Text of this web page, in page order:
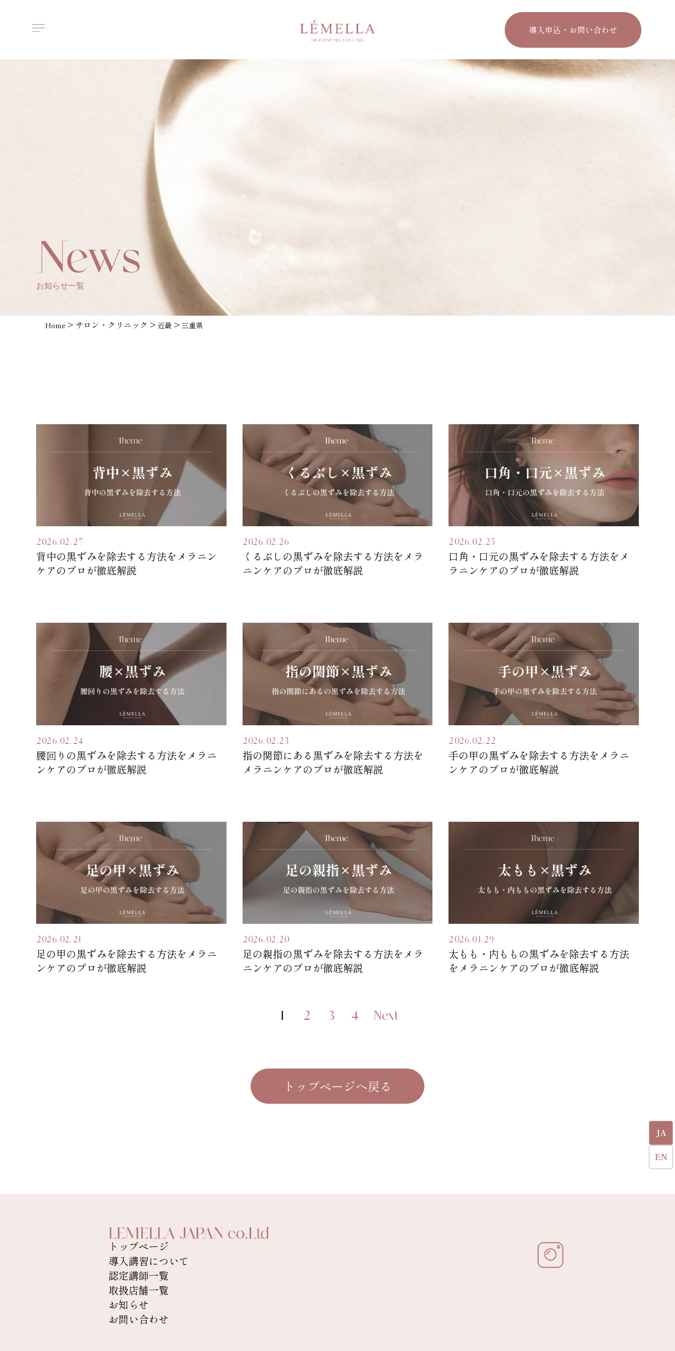
About Us
Features
Introductory course
Certified Instructor
Salons / Clinics
導入申込・お問い合わせ
JA
EN
News
お知らせ一覧
Home > サロン・クリニック > 近畿 > 三重県
2026.02.27
背中の黒ずみを除去する方法をメラニン
ケアのプロが徹底解説
2026.02.26
くるぶしの黒ずみを除去する方法をメラ
ニンケアのプロが徹底解説
2026.02.25
口角・口元の黒ずみを除去する方法をメ
ラニンケアのプロが徹底解説
2026.02.24
腰回りの黒ずみを除去する方法をメラニ
ンケアのプロが徹底解説
2026.02.23
指の関節にある黒ずみを除去する方法を
メラニンケアのプロが徹底解説
2026.02.22
手の甲の黒ずみを除去する方法をメラニ
ンケアのプロが徹底解説
2026.02.21
足の甲の黒ずみを除去する方法をメラニ
ンケアのプロが徹底解説
2026.02.20
足の親指の黒ずみを除去する方法をメラ
ニンケアのプロが徹底解説
2026.01.29
太もも・内ももの黒ずみを除去する方法
をメラニンケアのプロが徹底解説
1 2 3 4 Next
トップページへ戻る
トップページ
導入講習について
認定講師一覧
取扱店舗一覧
お知らせ
お問い合わせ